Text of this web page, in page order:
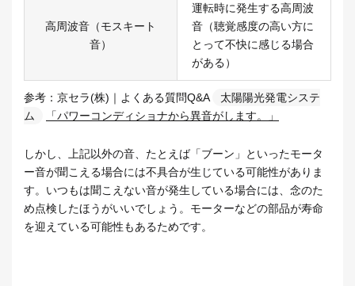
高周波音（モスキート
音）
運転時に発生する高周波
音（聴覚感度の高い方に
とって不快に感じる場合
がある）
参考：京セラ(株)｜よくある質問Q&A
太陽陽光発電システ
ム
「パワーコンディショナから異音がします。」
しかし、上記以外の音、たとえば「ブーン」といったモータ
ー音が聞こえる場合には不具合が生じている可能性がありま
す。いつもは聞こえない音が発生している場合には、念のた
め点検したほうがいいでしょう。モーターなどの部品が寿命
を迎えている可能性もあるためです。